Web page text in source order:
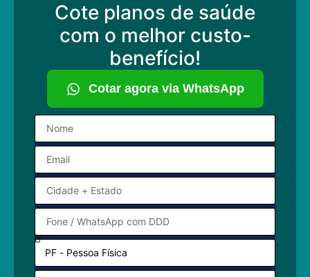
Cote planos de saúde
com o melhor custo-
benefício!
Cotar agora via WhatsApp